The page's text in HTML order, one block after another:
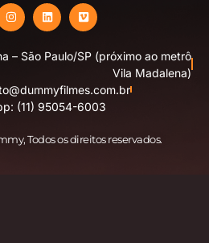
– São Paulo/SP (próximo ao metrô
Vila Madalena)
(11) 95054-6003
, Todos os direitos reservados.